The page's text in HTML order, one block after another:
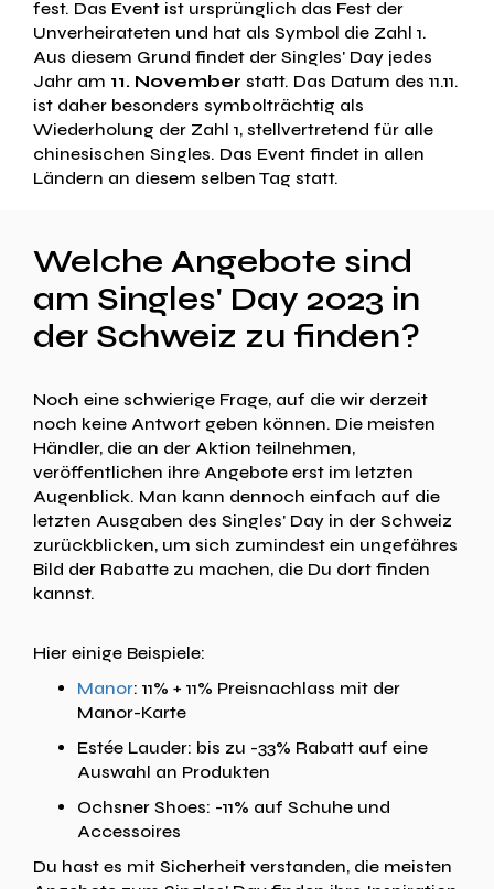
fest. Das Event ist ursprünglich das Fest der
Unverheirateten und hat als Symbol die Zahl 1.
Aus diesem Grund findet der Singles' Day jedes
Jahr am 11. November statt. Das Datum des 11.11.
ist daher besonders symbolträchtig als
Wiederholung der Zahl 1, stellvertretend für alle
chinesischen Singles. Das Event findet in allen
Ländern an diesem selben Tag statt.
Welche Angebote sind
am Singles' Day 2023 in
der Schweiz zu finden?
Noch eine schwierige Frage, auf die wir derzeit
noch keine Antwort geben können. Die meisten
Händler, die an der Aktion teilnehmen,
veröffentlichen ihre Angebote erst im letzten
Augenblick. Man kann dennoch einfach auf die
letzten Ausgaben des Singles' Day in der Schweiz
zurückblicken, um sich zumindest ein ungefähres
Bild der Rabatte zu machen, die Du dort finden
kannst.
Hier einige Beispiele:
Manor: 11% + 11% Preisnachlass mit der
Manor-Karte
Estée Lauder: bis zu -33% Rabatt auf eine
Auswahl an Produkten
Ochsner Shoes: -11% auf Schuhe und
Accessoires
Du hast es mit Sicherheit verstanden, die meisten